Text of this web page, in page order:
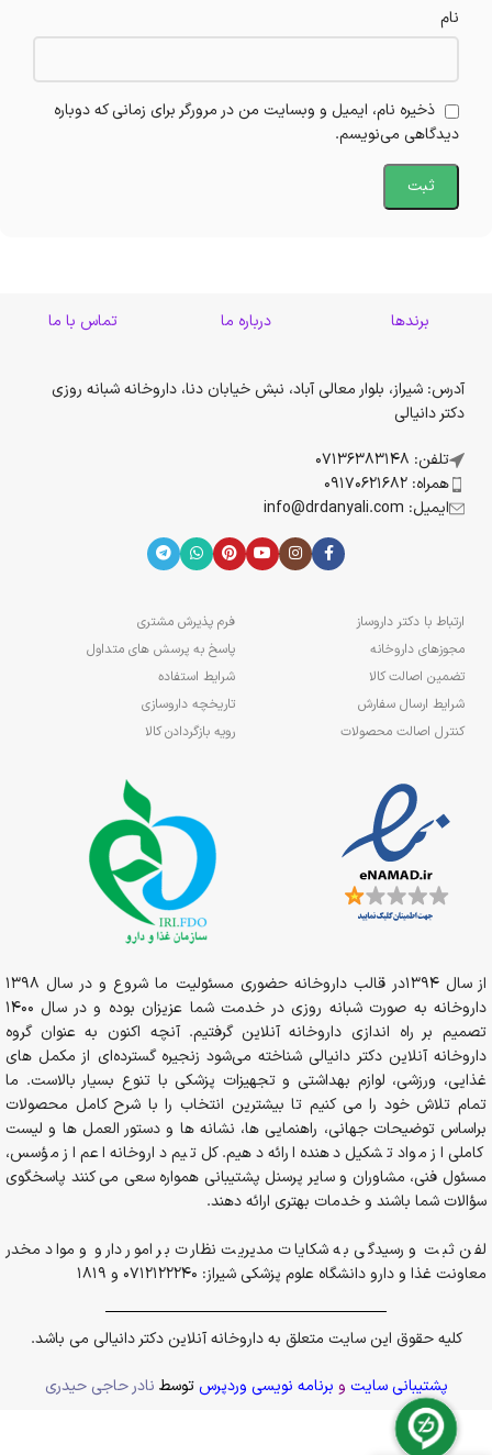
نام
ذخیره نام، ایمیل و وبسایت من در مرورگر برای زمانی که دوباره
دیدگاهی می‌نویسم.
برندها درباره ما تماس با ما
آدرس: شیراز، بلوار معالی آباد، نبش خیابان دنا، داروخانه شبانه روزی
دکتر دانیالی
تلفن: 07136383148
همراه: 09170621682
ایمیل: info@drdanyali.com
ارتباط با دکتر داروساز
مجوزهای داروخانه
تضمین اصالت کالا
شرایط ارسال سفارش
کنترل اصالت محصولات
فرم پذیرش مشتری
پاسخ به پرسش های متداول
شرایط استفاده
تاریخچه داروسازی
رویه بازگردادن کالا
از سال 1394در قالب داروخانه حضوری مسئولیت ما شروع و در سال 1398
داروخانه به صورت شبانه روزی در خدمت شما عزیزان بوده و در سال 1400
تصمیم بر راه اندازی داروخانه آنلاین گرفتیم. آنچه اکنون به عنوان گروه
داروخانه آنلاین دکتر دانیالی شناخته می‌شود زنجیره گسترده‌ای از مکمل های
غذایی، ورزشی، لوازم بهداشتی و تجهیزات پزشکی با تنوع بسیار بالاست. ما
تمام تلاش خود را می کنیم تا بیشترین انتخاب را با شرح کامل محصولات
براساس توضیحات جهانی، راهنمایی ها، نشانه ها و دستور العمل ها و لیست
کاملی از مواد تشکیل دهنده ارائه دهیم. کل تیم داروخانه اعم از مؤسس،
مسئول فنی، مشاوران و سایر پرسنل پشتیبانی همواره سعی می کنند پاسخگوی
سؤالات شما باشند و خدمات بهتری ارائه دهند.
لفن ثبت و رسیدگی به شکایات مدیریت نظارت بر امور دارو و مواد مخدر
معاونت غذا و دارو دانشگاه علوم پزشکی شیراز: 0712122240 و 1819
کلیه حقوق این سایت متعلق به داروخانه آنلاین دکتر دانیالی می باشد.
پشتیبانی سایت و برنامه نویسی وردپرس توسط نادر حاجی حیدری